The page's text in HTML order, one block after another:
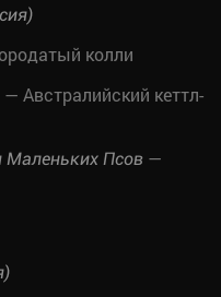
колли
— Австралийский кеттл-
Псов —